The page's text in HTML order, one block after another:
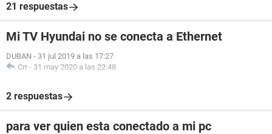
21 respuestas
Mi TV Hyundai no se conecta a Ethernet
DUBAN - 31 jul 2019 a las 17:27
Crr - 31 may 2020 a las 22:48
2 respuestas
para ver quien esta conectado a mi pc